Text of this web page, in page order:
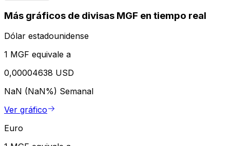
Más gráficos de divisas MGF en tiempo real
Dólar estadounidense
1 MGF equivale a
0,00004638 USD
NaN (NaN%) Semanal
Ver gráfico
Euro